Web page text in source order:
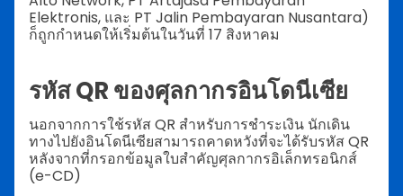
Elektronis, และ PT Jalin Pembayaran Nusantara)
ก็ถูกกำหนดให้เริ่มต้นในวันที่ 17 สิงหาคม
รหัส QR ของศุลกากรอินโดนีเซีย
นอกจากการใช้รหัส QR สำหรับการชำระเงิน นักเดิน
ทางไปยังอินโดนีเซียสามารถคาดหวังที่จะได้รับรหัส QR
หลังจากที่กรอกข้อมูลใบสำคัญศุลกากรอิเล็กทรอนิกส์
(e-CD)